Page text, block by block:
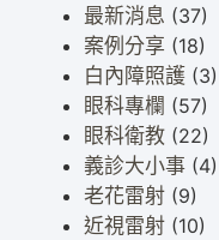
最新消息 (37)
案例分享 (18)
白內障照護 (3)
眼科專欄 (57)
眼科衛教 (22)
義診大小事 (4)
老花雷射 (9)
近視雷射 (10)